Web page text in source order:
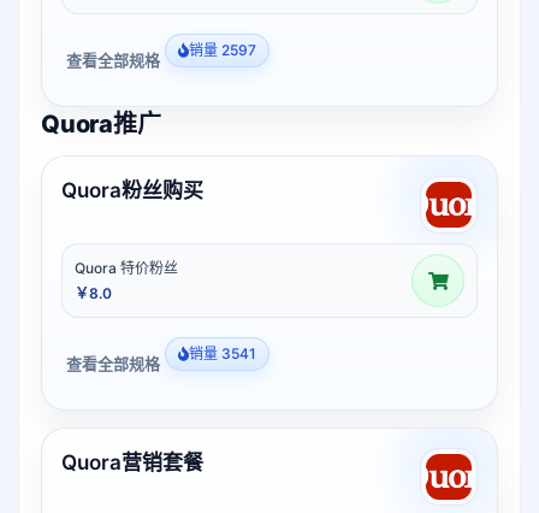
查看全部规格 销量 2597
Quora推广
Quora粉丝购买
Quora 特价粉丝
￥8.0
查看全部规格 销量 3541
Quora营销套餐